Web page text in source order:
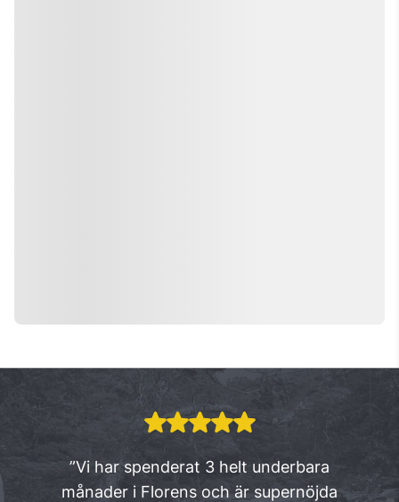
”Vi har spenderat 3 helt underbara
månader i Florens och är supernöjda